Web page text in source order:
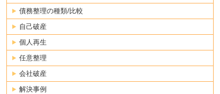
債務整理の種類/比較
自己破産
個人再生
任意整理
会社破産
解決事例